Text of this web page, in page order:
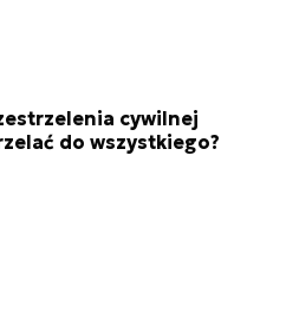
cywilnej
do wszystkiego?